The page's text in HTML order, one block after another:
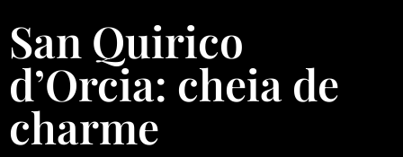
San Quirico
d’Orcia: cheia de
charme